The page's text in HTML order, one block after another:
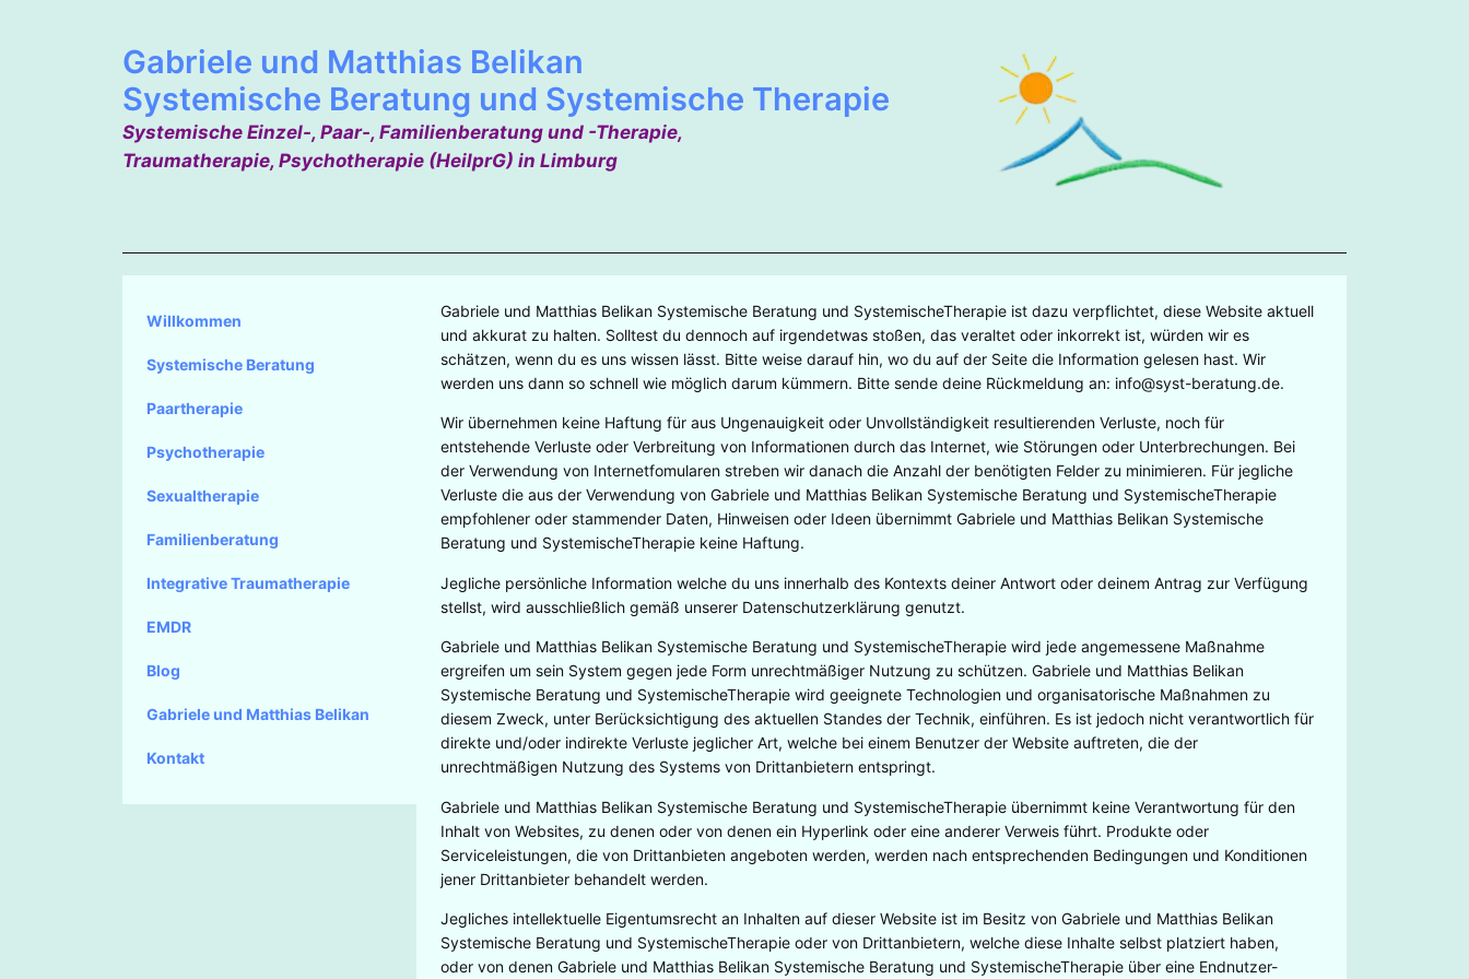
Gabriele und Matthias Belikan
Systemische Beratung und Systemische Therapie
Systemische Einzel-, Paar-, Familienberatung und -Therapie,
Traumatherapie, Psychotherapie (HeilprG) in Limburg
Willkommen
Systemische Beratung
Paartherapie
Psychotherapie
Sexualtherapie
Familienberatung
Integrative Traumatherapie
EMDR
Blog
Gabriele und Matthias Belikan
Kontakt
Gabriele und Matthias Belikan Systemische Beratung und SystemischeTherapie ist dazu verpflichtet, diese Website aktuell
und akkurat zu halten. Solltest du dennoch auf irgendetwas stoßen, das veraltet oder inkorrekt ist, würden wir es
schätzen, wenn du es uns wissen lässt. Bitte weise darauf hin, wo du auf der Seite die Information gelesen hast. Wir
werden uns dann so schnell wie möglich darum kümmern. Bitte sende deine Rückmeldung an: info@syst-beratung.de.
Wir übernehmen keine Haftung für aus Ungenauigkeit oder Unvollständigkeit resultierenden Verluste, noch für
entstehende Verluste oder Verbreitung von Informationen durch das Internet, wie Störungen oder Unterbrechungen. Bei
der Verwendung von Internetfomularen streben wir danach die Anzahl der benötigten Felder zu minimieren. Für jegliche
Verluste die aus der Verwendung von Gabriele und Matthias Belikan Systemische Beratung und SystemischeTherapie
empfohlener oder stammender Daten, Hinweisen oder Ideen übernimmt Gabriele und Matthias Belikan Systemische
Beratung und SystemischeTherapie keine Haftung.
Jegliche persönliche Information welche du uns innerhalb des Kontexts deiner Antwort oder deinem Antrag zur Verfügung
stellst, wird ausschließlich gemäß unserer Datenschutzerklärung genutzt.
Gabriele und Matthias Belikan Systemische Beratung und SystemischeTherapie wird jede angemessene Maßnahme
ergreifen um sein System gegen jede Form unrechtmäßiger Nutzung zu schützen. Gabriele und Matthias Belikan
Systemische Beratung und SystemischeTherapie wird geeignete Technologien und organisatorische Maßnahmen zu
diesem Zweck, unter Berücksichtigung des aktuellen Standes der Technik, einführen. Es ist jedoch nicht verantwortlich für
direkte und/oder indirekte Verluste jeglicher Art, welche bei einem Benutzer der Website auftreten, die der
unrechtmäßigen Nutzung des Systems von Drittanbietern entspringt.
Gabriele und Matthias Belikan Systemische Beratung und SystemischeTherapie übernimmt keine Verantwortung für den
Inhalt von Websites, zu denen oder von denen ein Hyperlink oder eine anderer Verweis führt. Produkte oder
Serviceleistungen, die von Drittanbieten angeboten werden, werden nach entsprechenden Bedingungen und Konditionen
jener Drittanbieter behandelt werden.
Jegliches intellektuelle Eigentumsrecht an Inhalten auf dieser Website ist im Besitz von Gabriele und Matthias Belikan
Systemische Beratung und SystemischeTherapie oder von Drittanbietern, welche diese Inhalte selbst platziert haben,
oder von denen Gabriele und Matthias Belikan Systemische Beratung und SystemischeTherapie über eine Endnutzer-